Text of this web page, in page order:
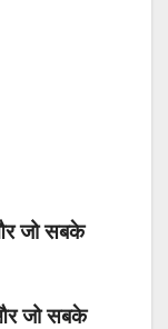
जो सबके
जो सबके